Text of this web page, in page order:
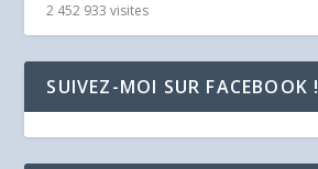
2 452 933 visites
SUIVEZ-MOI SUR FACEBOOK !